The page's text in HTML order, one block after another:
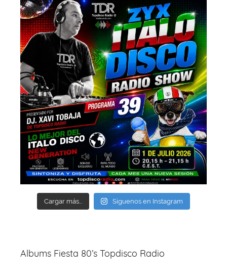
Cargar más... Síguenos en Instagram
Albums Fiesta 80’s Topdisco Radio